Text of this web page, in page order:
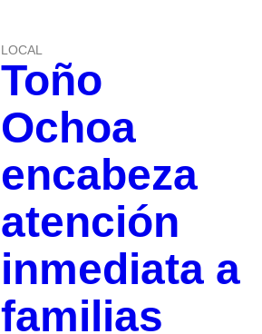
LOCAL
Toño
Ochoa
encabeza
atención
inmediata a
familias